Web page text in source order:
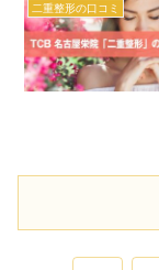
二重整形の口コミ